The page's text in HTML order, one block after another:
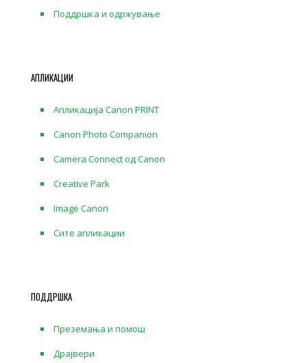
Поддршка и одржување
АПЛИКАЦИИ
Апликација Canon PRINT
Canon Photo Companion
Camera Connect од Canon
Creative Park
Image Canon
Сите апликации
ПОДДРШКА
Преземања и помош
Драјвери